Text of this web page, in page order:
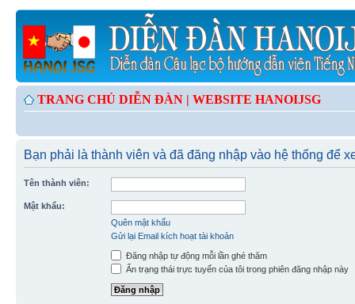
TRANG CHỦ DIỄN ĐÀN | WEBSITE HANOIJSG
Bạn phải là thành viên và đã đăng nhập vào hệ thống để
Tên thành viên:
Mật khẩu:
Quên mật khẩu
Gửi lại Email kích hoạt tài khoản
Đăng nhập tự động mỗi lần ghé thăm
Ẩn trạng thái trực tuyến của tôi trong phiên đăng nhập này